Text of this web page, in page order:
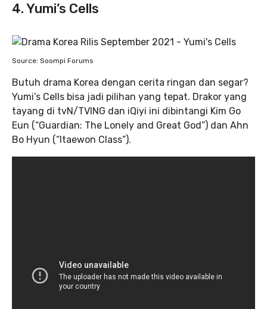
4. Yumi’s Cells
Source: Soompi Forums
Butuh drama Korea dengan cerita ringan dan segar?
Yumi’s Cells bisa jadi pilihan yang tepat. Drakor yang
tayang di tvN/TVING dan iQiyi ini dibintangi Kim Go
Eun (“Guardian: The Lonely and Great God”) dan Ahn
Bo Hyun (“Itaewon Class”).